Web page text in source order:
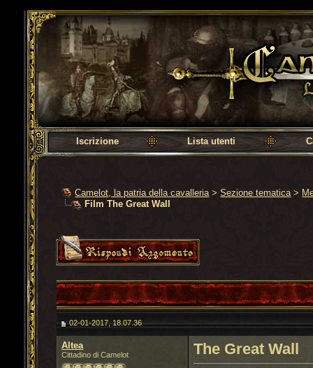
Camelot, la patria della cavalleria
Iscrizione Lista utenti
Camelot, la patria della cavalleria >Sezione tematica >
Film The Great Wall
02-01-2017, 18.07.36
Altea
Cittadino di Camelot The Great Wall